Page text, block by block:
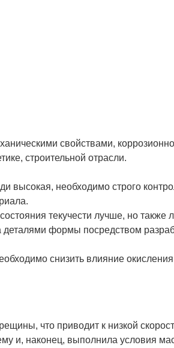
свойствами,
строительной отрасли.
высокая, необходимо строго
текучести лучше, но
формы посредством
снизить влияние окисления
что приводит к низкой
и, наконец, выполнила условия